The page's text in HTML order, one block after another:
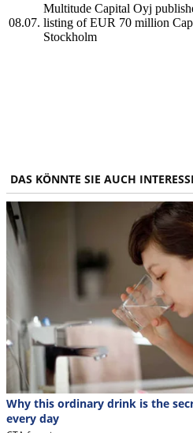
08.07.
Multitude Capital Oyj
listing of EUR 70 million
Stockholm